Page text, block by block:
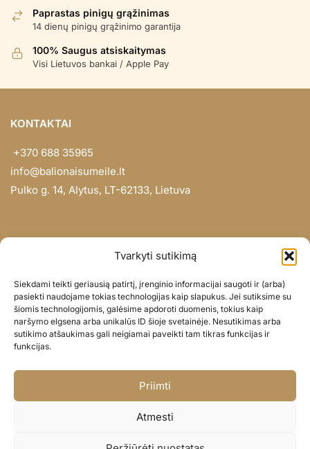
Tvarkyti sutikimą
Siekdami teikti geriausią patirtį, įrenginio informacijai saugoti ir (arba)
pasiekti naudojame tokias technologijas kaip slapukus. Jei sutiksime su
šiomis technologijomis, galėsime apdoroti duomenis, tokius kaip
naršymo elgsena arba unikalūs ID šioje svetainėje. Nesutikimas arba
sutikimo atšaukimas gali neigiamai paveikti tam tikras funkcijas ir
funkcijas.
Priimti
Atmesti
Paprastas pinigų grąžinimas
14 dienų pinigų grąžinimo garantija
100% Saugus atsiskaitymas
Visi Lietuvos bankai / Apple Pay
KONTAKTAI
+370 688 35965
info@balionaisumeile.lt
Pulko g. 14, Alytus, LT-62133, Lietuva
Didmena
Darbų portfolio
Privatumo politika
Parduotuvės politika